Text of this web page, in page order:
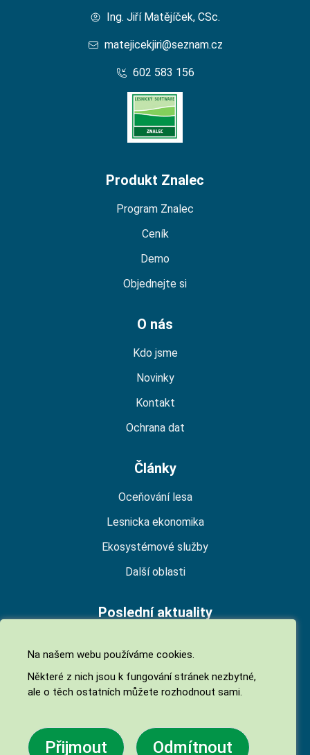
Ing. Jiří Matějíček, CSc.
matejicekjiri@seznam.cz
602 583 156
Domů – Lesní Znalec
Produkt Znalec
Program Znalec
Ceník
Demo
Objednejte si
O nás
Kdo jsme
Novinky
Kontakt
Ochrana dat
Články
Oceňování lesa
Lesnicka ekonomika
Ekosystémové služby
Další oblasti
Poslední aktuality
Národní platforma pro ekosystémové služby
06. 07. 2026
05. 05. 2026
Finanční příspěvky na hospodaření v lesích 2026
Na našem webu používáme cookies.
Některé z nich jsou k fungování stránek nezbytné,
ale o těch ostatních můžete rozhodnout sami.
Přijmout Odmítnout